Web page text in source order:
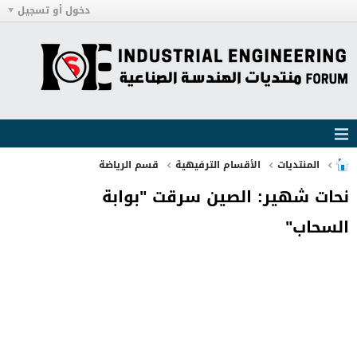
دخول أو تسجيل
المنتديات الأقسام الترفيهية قسم الرياضة
نحات شهير: الصين سرقت "بوابة
السحاب"